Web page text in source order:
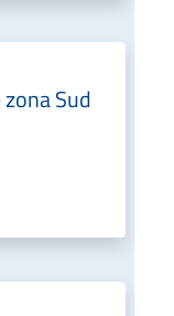
Sud